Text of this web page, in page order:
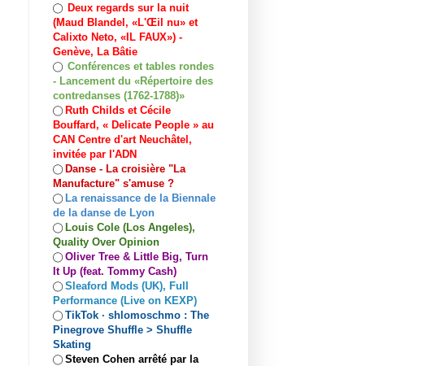
◯ Deux regards sur la nuit
(Maud Blandel, «L'Œil nu» et
Calixto Neto, «IL FAUX») -
Genève, La Bâtie
◯ Conférences et tables rondes
- Lancement du «Répertoire des
contredanses (1762-1788)»
◯ Ruth Childs et Cécile
Bouffard, « Delicate People » au
CAN Centre d'art Neuchâtel,
invitée par l'ADN
◯ Danse - La croisière "La
Manufacture" s'amuse ?
◯ La renaissance de la Biennale
de la danse de Lyon
◯ Louis Cole (Los Angeles),
Quality Over Opinion
◯ Oliver Tree & Little Big, Turn
It Up (feat. Tommy Cash)
◯ Sleaford Mods (UK), Full
Performance (Live on KEXP)
◯ TikTok · shlomoschmo : The
Pinegrove Shuffle > Shuffle
Skating
◯ Steven Cohen arrêté par la